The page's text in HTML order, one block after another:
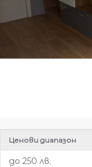
Ценови диапазон
до 250 лв.